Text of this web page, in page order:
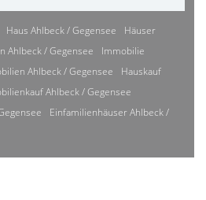
Haus Ahlbeck / Gegensee
Häuser
Ahlbeck / Gegensee
Immobilie
Ahlbeck / Gegensee
Hauskauf
Ahlbeck / Gegensee
Einfamilienhäuser Ahlbeck /